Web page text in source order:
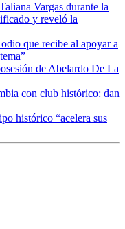
Vargas durante la
y reveló la
que recibe al apoyar a
de Abelardo De La
con club histórico: dan
histórico “acelera sus